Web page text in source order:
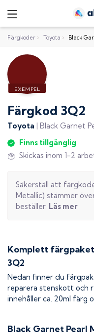
Färgkoder › Toyota › Black
Färgkod 3Q2
Toyota | Black Garnet
Finns tillgänglig
Skickas inom 1-2
Säkerställ att
Metallic) stämmer
beställer. Läs mer
Komplett
3Q2
Nedan finner du
reparera stenskott och
innehåller ca. 20ml färg
Black Garnet Pearl